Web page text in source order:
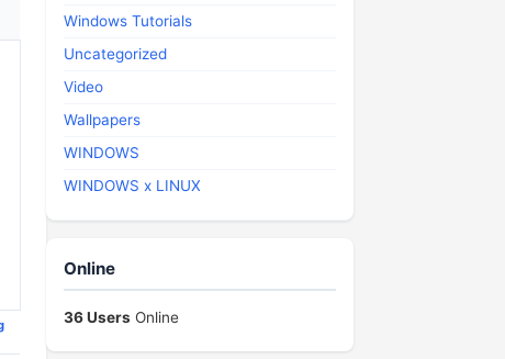
Windows Tutorials
Uncategorized
Video
Wallpapers
WINDOWS
WINDOWS x LINUX
Online
36 Users Online